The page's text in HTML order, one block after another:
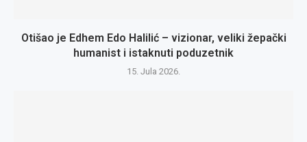
Otišao je Edhem Edo Halilić – vizionar, veliki žepački
humanist i istaknuti poduzetnik
15. Jula 2026.